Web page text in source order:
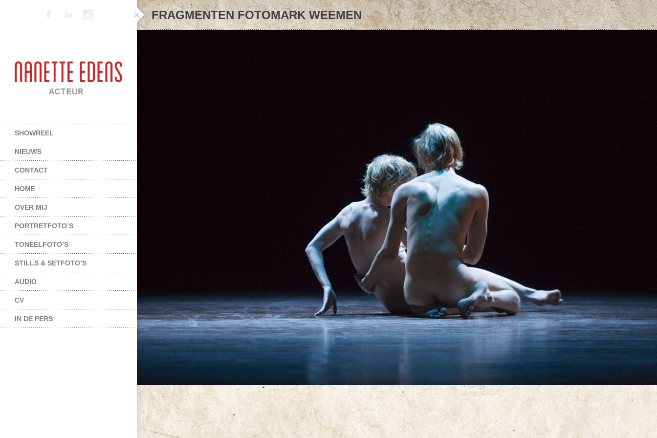
SHOWREEL
NIEUWS
CONTACT
HOME
OVER MIJ
PORTRETFOTO’S
TONEELFOTO’S
STILLS & SETFOTO’S
AUDIO
CV
IN DE PERS
FRAGMENTEN FOTOMARK WEEMEN